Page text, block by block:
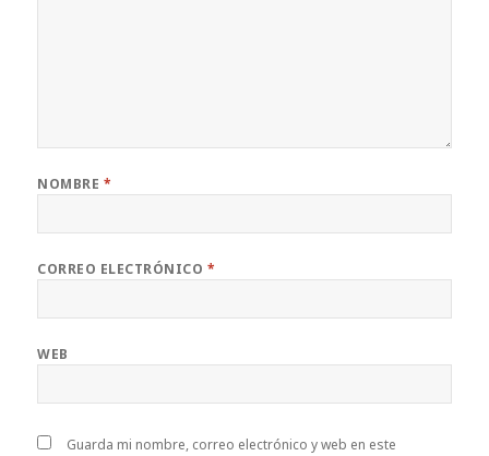
NOMBRE *
CORREO ELECTRÓNICO *
WEB
Guarda mi nombre, correo electrónico y web en este